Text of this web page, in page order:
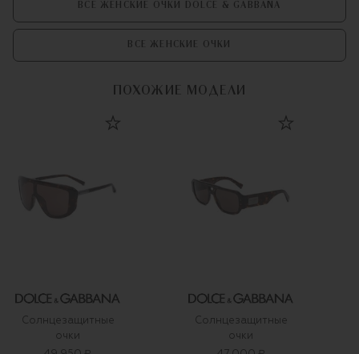
ВСЕ ЖЕНСКИЕ ОЧКИ DOLCE & GABBANA
ВСЕ ЖЕНСКИЕ ОЧКИ
ПОХОЖИЕ МОДЕЛИ
Солнцезащитные
очки
Солнцезащитные
очки